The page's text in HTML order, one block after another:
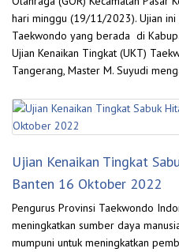
hari minggu (19/11/2023). Ujian
Taekwondo yang berada di
Ujian Kenaikan Tingkat (UKT)
Tangerang, Master M. Suyudi
Ujian Kenaikan Tingkat
Banten 16 Oktober 2022
Pengurus Provinsi Taekwondo
meningkatkan sumber daya
mumpuni untuk meningkatkan